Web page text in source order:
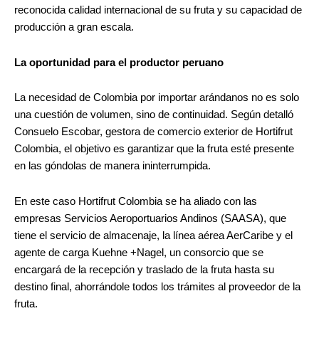
reconocida calidad internacional de su fruta y su capacidad de
producción a gran escala.
La oportunidad para el productor peruano
La necesidad de Colombia por importar arándanos no es solo
una cuestión de volumen, sino de continuidad. Según detalló
Consuelo Escobar, gestora de comercio exterior de Hortifrut
Colombia, el objetivo es garantizar que la fruta esté presente
en las góndolas de manera ininterrumpida.
En este caso Hortifrut Colombia se ha aliado con las
empresas Servicios Aeroportuarios Andinos (SAASA), que
tiene el servicio de almacenaje, la línea aérea AerCaribe y el
agente de carga Kuehne +Nagel, un consorcio que se
encargará de la recepción y traslado de la fruta hasta su
destino final, ahorrándole todos los trámites al proveedor de la
fruta.